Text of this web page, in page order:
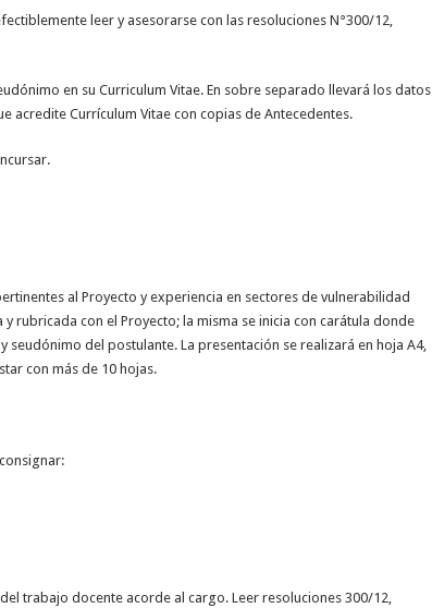
leer y asesorarse con las resoluciones N°300/12,
en su Curriculum Vitae. En sobre separado llevará los datos
acredite Currículum Vitae con copias de Antecedentes.
al Proyecto y experiencia en sectores de vulnerabilidad
rubricada con el Proyecto; la misma se inicia con carátula donde
seudónimo del postulante. La presentación se realizará en hoja A4,
con más de 10 hojas.
trabajo docente acorde al cargo. Leer resoluciones 300/12,